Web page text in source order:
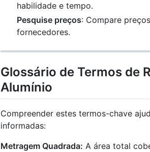
habilidade e tempo.
Pesquise preços: Compare
fornecedores.
Glossário de Termos de
Alumínio
Compreender estes termos-chave
informadas:
Metragem Quadrada: A área total